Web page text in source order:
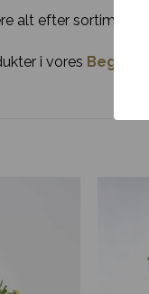
alt efter
i vores